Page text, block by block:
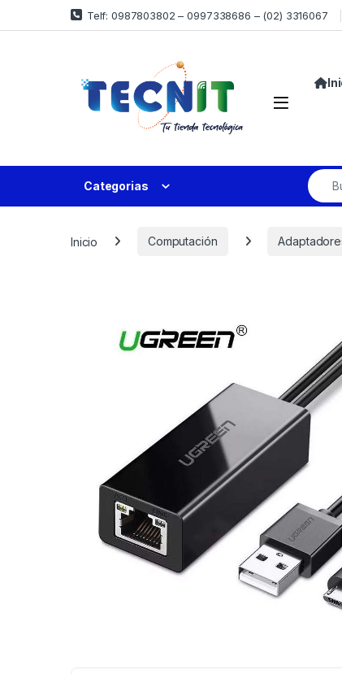
Telf: 0987803802 – 0997338686 – (02) 3316067
Categorias
Inicio Computación